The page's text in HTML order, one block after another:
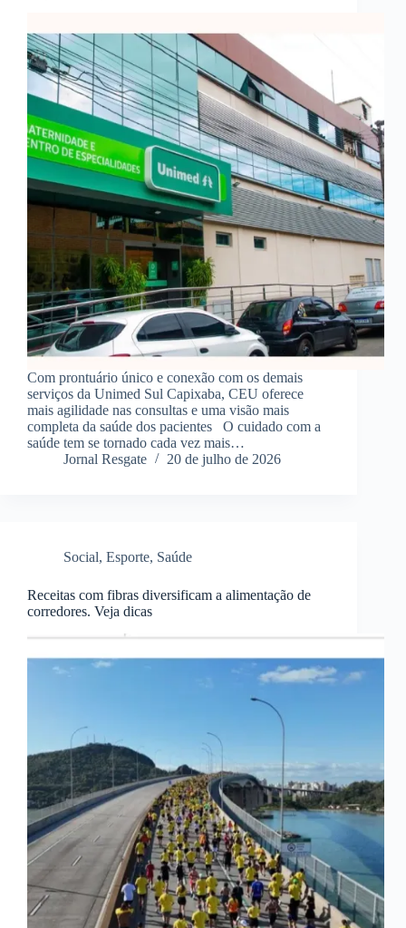
Com prontuário único e conexão com os demais
serviços da Unimed Sul Capixaba, CEU oferece
mais agilidade nas consultas e uma visão mais
completa da saúde dos pacientes O cuidado com a
saúde tem se tornado cada vez mais…
Jornal Resgate
20 de julho de 2026
Social, Esporte, Saúde
Receitas com fibras diversificam a alimentação de
corredores. Veja dicas